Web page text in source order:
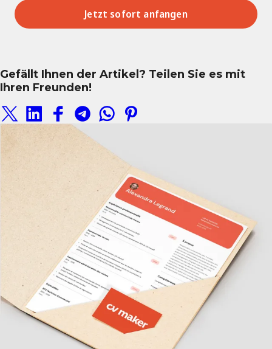
Jetzt sofort anfangen
Gefällt Ihnen der Artikel? Teilen Sie es mit
Ihren Freunden!